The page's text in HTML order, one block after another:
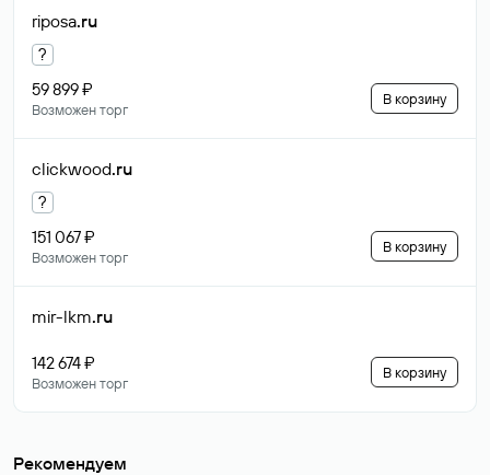
riposa.ru
?
59 899 ₽
Возможен торг
В корзину
clickwood.ru
?
151 067 ₽
Возможен торг
В корзину
mir-lkm.ru
142 674 ₽
Возможен торг
В корзину
Рекомендуем